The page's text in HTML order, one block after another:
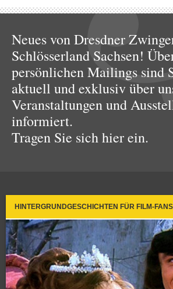
Neues von Dresdner
Schlösserland Sachsen!
persönlichen Mailings sind
aktuell und exklusiv über
Veranstaltungen und
informiert.
Tragen Sie sich hier ein.
HINTERGRUNDGESCHICHTEN FÜR FILM-FANS